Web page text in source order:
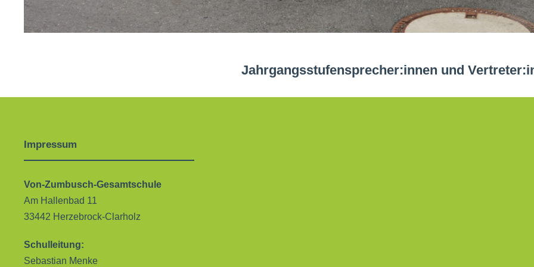
Jahrgangsstufensprecher:innen und
Impressum
Von-Zumbusch-Gesamtschule
Am Hallenbad 11
33442 Herzebrock-Clarholz
Schulleitung:
Sebastian Menke